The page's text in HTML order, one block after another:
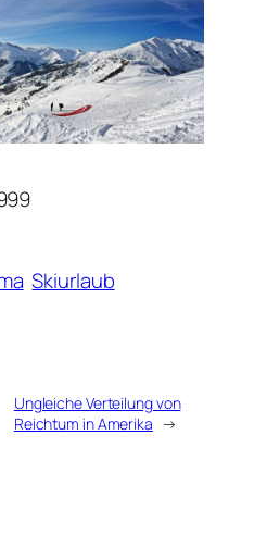
Skiurlaub
Ungleiche Verteilung von
Reichtum in Amerika →